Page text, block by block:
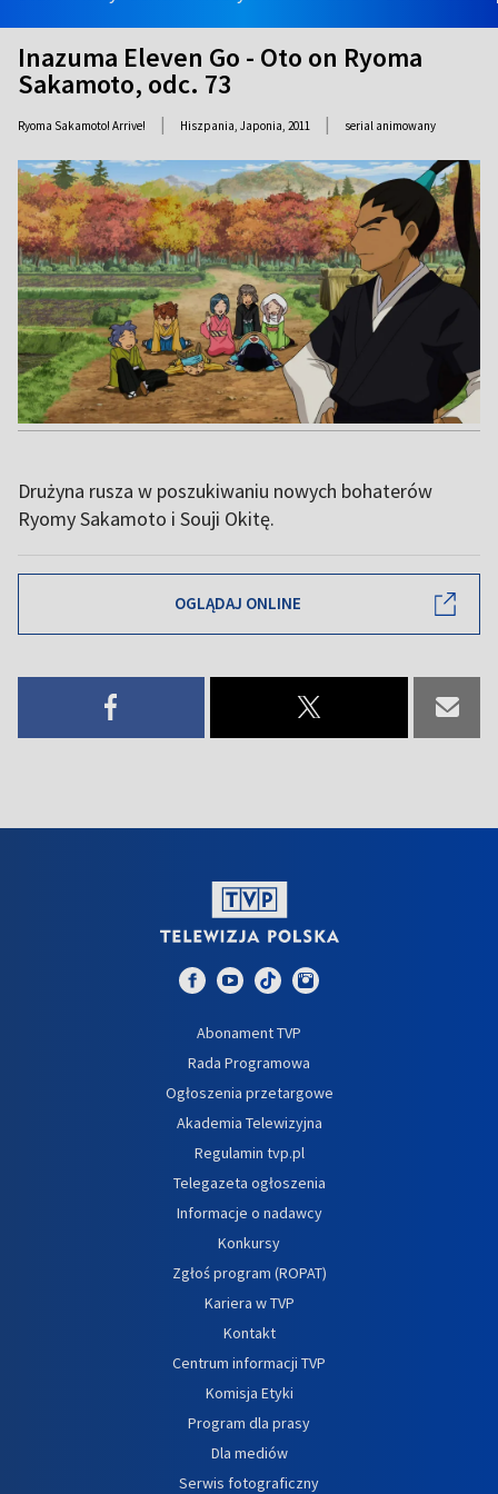
Inazuma Eleven Go - Oto on Ryoma
Sakamoto, odc. 73
Ryoma Sakamoto! Arrive! | Hiszpania, Japonia, 2011 | serial animowany
Drużyna rusza w poszukiwaniu nowych bohaterów
Ryomy Sakamoto i Souji Okitę.
OGLĄDAJ ONLINE
Abonament TVP
Rada Programowa
Ogłoszenia przetargowe
Akademia Telewizyjna
Regulamin tvp.pl
Telegazeta ogłoszenia
Informacje o nadawcy
Konkursy
Zgłoś program (ROPAT)
Kariera w TVP
Kontakt
Centrum informacji TVP
Komisja Etyki
Program dla prasy
Dla mediów
Serwis fotograficzny